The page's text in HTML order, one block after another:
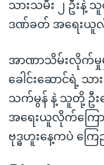
ရန်သားသမီး ၂ ဦးနဲ့
ဒဏ်ခတ် အရေးယူ
အာဏာသိမ်းလိုက်မှုမှ
ခေါင်းဆောင်ရဲ့ သ
သက်မွန် နဲ့ သူတို့ ဦး
အရေးယူလိုက်ကြော
ဗုဒ္ဓဟူးနေ့ကပဲ ကြ